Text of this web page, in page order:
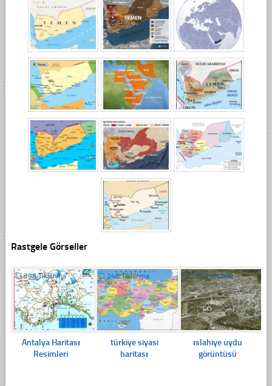
Rastgele Görseller
☐398 Tıklanma
Antalya Haritası
Resimleri
☐ 248 Tıklanma
türkiye siyasi
haritası
☐292 Tıklanma
ıslahiye uydu
görüntüsü